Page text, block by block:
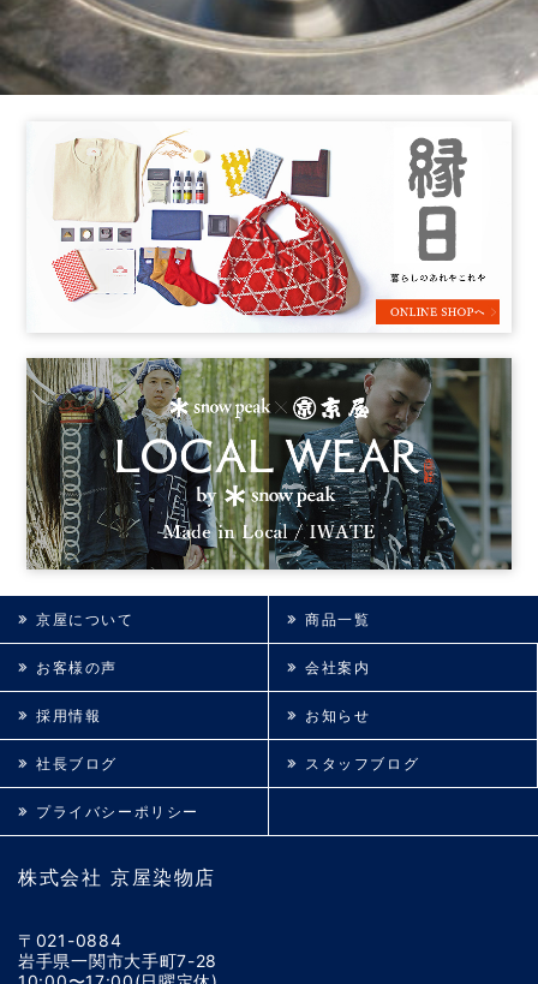
株式会社 京屋染物店
〒021-0884
岩手県一関市大手町7-28
京屋について 商品一覧
お客様の声 会社案内
採用情報 お知らせ
社長ブログ スタッフブログ
プライバシーポリシー